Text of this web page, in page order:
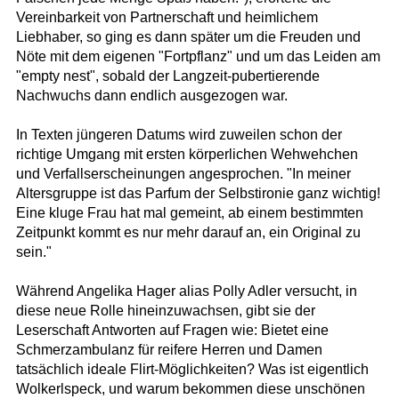
Vereinbarkeit von Partnerschaft und heimlichem
Liebhaber, so ging es dann später um die Freuden und
Nöte mit dem eigenen "Fortpflanz" und um das Leiden am
"empty nest", sobald der Langzeit-pubertierende
Nachwuchs dann endlich ausgezogen war.
In Texten jüngeren Datums wird zuweilen schon der
richtige Umgang mit ersten körperlichen Wehwehchen
und Verfallserscheinungen angesprochen. "In meiner
Altersgruppe ist das Parfum der Selbstironie ganz wichtig!
Eine kluge Frau hat mal gemeint, ab einem bestimmten
Zeitpunkt kommt es nur mehr darauf an, ein Original zu
sein."
Während Angelika Hager alias Polly Adler versucht, in
diese neue Rolle hineinzuwachsen, gibt sie der
Leserschaft Antworten auf Fragen wie: Bietet eine
Schmerzambulanz für reifere Herren und Damen
tatsächlich ideale Flirt-Möglichkeiten? Was ist eigentlich
Wolkerlspeck, und warum bekommen diese unschönen